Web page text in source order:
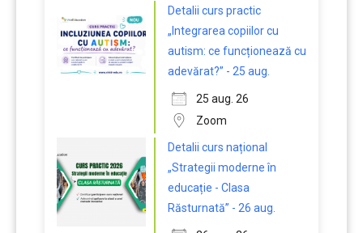
Detalii curs practic
„Integrarea copiilor cu
autism: ce funcționează cu
adevărat?” - 25 aug.
25 aug. 26
Zoom
Detalii curs național
„Strategii moderne în
educație - Clasa
Răsturnată” - 26 aug.